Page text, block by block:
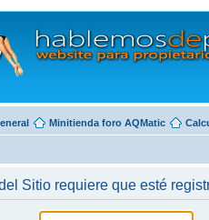
Minitienda foro AQMatic
Sitio requiere que esté